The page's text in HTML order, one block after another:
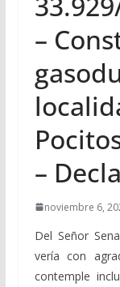
–
–
noviembre 6,
Del Señor
vería con
contemple